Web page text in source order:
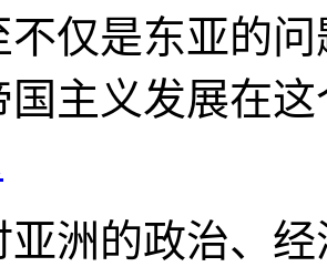
不仅是东亚的
国主义发展在
亚洲的政治、